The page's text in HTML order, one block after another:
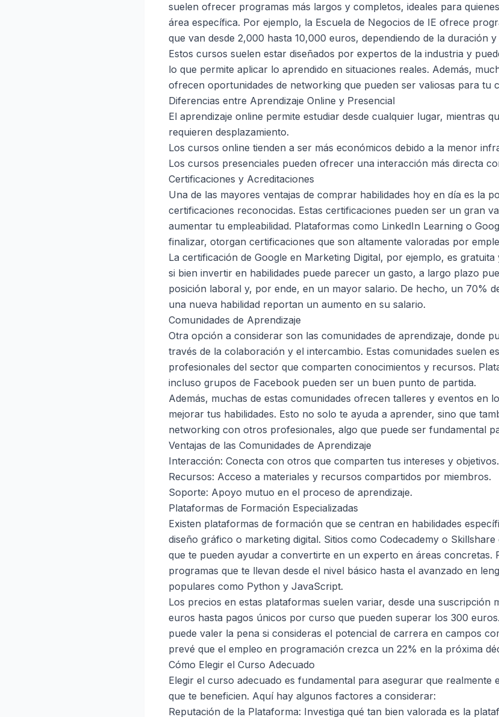
suelen ofrecer programas más largos y completos, ideales para
área específica. Por ejemplo, la Escuela de Negocios de IE ofrece
que van desde 2,000 hasta 10,000 euros, dependiendo de la duración
Estos cursos suelen estar diseñados por expertos de la industria y
lo que permite aplicar lo aprendido en situaciones reales. Además,
ofrecen oportunidades de networking que pueden ser valiosas para tu
Diferencias entre Aprendizaje Online y Presencial
El aprendizaje online permite estudiar desde cualquier lugar, mientras
requieren desplazamiento.
Los cursos online tienden a ser más económicos debido a la menor
Los cursos presenciales pueden ofrecer una interacción más directa
Certificaciones y Acreditaciones
Una de las mayores ventajas de comprar habilidades hoy en día es la
certificaciones reconocidas. Estas certificaciones pueden ser un gran
aumentar tu empleabilidad. Plataformas como LinkedIn Learning o
finalizar, otorgan certificaciones que son altamente valoradas por
La certificación de Google en Marketing Digital, por ejemplo, es
si bien invertir en habilidades puede parecer un gasto, a largo plazo
posición laboral y, por ende, en un mayor salario. De hecho, un 70%
una nueva habilidad reportan un aumento en su salario.
Comunidades de Aprendizaje
Otra opción a considerar son las comunidades de aprendizaje, donde
través de la colaboración y el intercambio. Estas comunidades suelen
profesionales del sector que comparten conocimientos y recursos.
incluso grupos de Facebook pueden ser un buen punto de partida.
Además, muchas de estas comunidades ofrecen talleres y eventos en
mejorar tus habilidades. Esto no solo te ayuda a aprender, sino que
networking con otros profesionales, algo que puede ser fundamental
Ventajas de las Comunidades de Aprendizaje
Interacción: Conecta con otros que comparten tus intereses y objetivos.
Recursos: Acceso a materiales y recursos compartidos por miembros.
Soporte: Apoyo mutuo en el proceso de aprendizaje.
Plataformas de Formación Especializadas
Existen plataformas de formación que se centran en habilidades
diseño gráfico o marketing digital. Sitios como Codecademy o
que te pueden ayudar a convertirte en un experto en áreas concretas.
programas que te llevan desde el nivel básico hasta el avanzado en
populares como Python y JavaScript.
Los precios en estas plataformas suelen variar, desde una suscripción
euros hasta pagos únicos por curso que pueden superar los 300
puede valer la pena si consideras el potencial de carrera en campos
prevé que el empleo en programación crezca un 22% en la próxima
Cómo Elegir el Curso Adecuado
Elegir el curso adecuado es fundamental para asegurar que realmente
que te beneficien. Aquí hay algunos factores a considerar:
Reputación de la Plataforma: Investiga qué tan bien valorada es la